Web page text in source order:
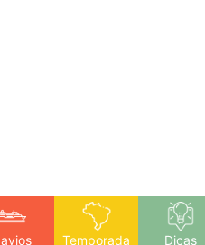
Temporada Dicas